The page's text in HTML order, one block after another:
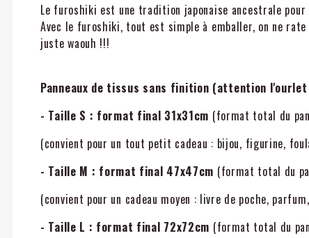
Le furoshiki est une tradition japonaise ancestrale
Avec le furoshiki, tout est simple à emballer, on ne
juste waouh !!!
Panneaux de tissus sans finition (attention
- Taille S : format final 31x31cm (format total du
(convient pour un tout petit cadeau : bijou, figurine,
- Taille M : format final 47x47cm (format total du
(convient pour un cadeau moyen : livre de poche,
- Taille L : format final 72x72cm (format total du